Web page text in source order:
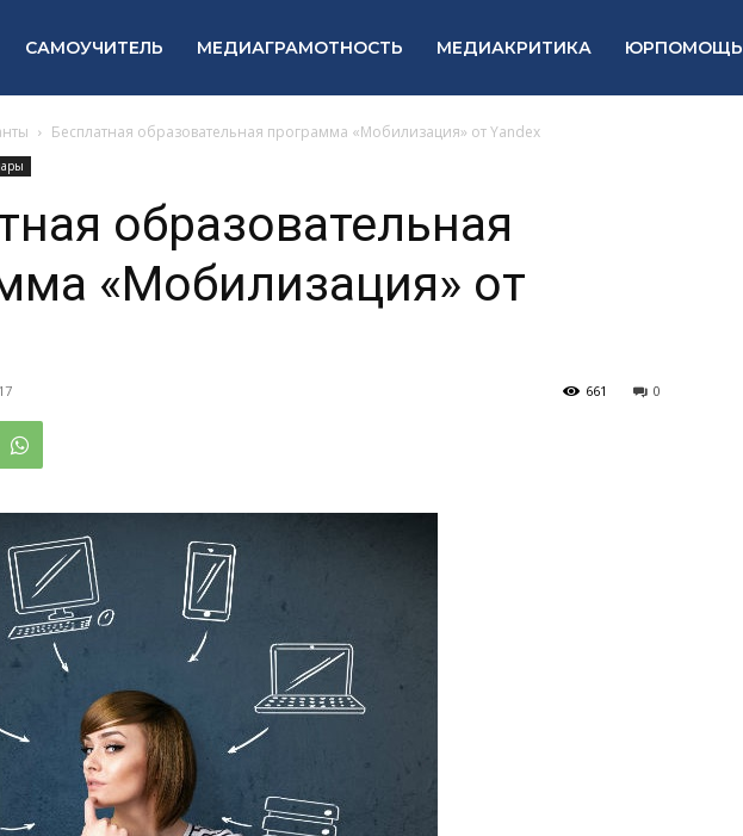
САМОУЧИТЕЛЬ МЕДИАГРАМОТНОСТЬ МЕДИАКРИТИКА ЮРПОМОЩЬ
Бесплатная образовательная программа «Мобилизация» от Yandex
образовательная
«Мобилизация» от
0
661